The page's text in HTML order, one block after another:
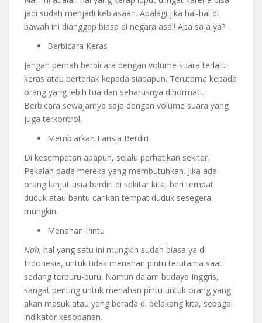
jadi sudah menjadi kebiasaan. Apalagi jika hal-hal di
bawah ini dianggap biasa di negara asal! Apa saja ya?
Berbicara Keras
Jangan pernah berbicara dengan volume suara terlalu
keras atau berteriak kepada siapapun. Terutama kepada
orang yang lebih tua dan seharusnya dihormati.
Berbicara sewajarnya saja dengan volume suara yang
juga terkontrol.
Membiarkan Lansia Berdiri
Di kesempatan apapun, selalu perhatikan sekitar.
Pekalah pada mereka yang membutuhkan. Jika ada
orang lanjut usia berdiri di sekitar kita, beri tempat
duduk atau bantu carikan tempat duduk sesegera
mungkin.
Menahan Pintu
Nah, hal yang satu ini mungkin sudah biasa ya di
Indonesia, untuk tidak menahan pintu terutama saat
sedang terburu-buru. Namun dalam budaya Inggris,
sangat penting untuk menahan pintu untuk orang yang
akan masuk atau yang berada di belakang kita, sebagai
indikator kesopanan.